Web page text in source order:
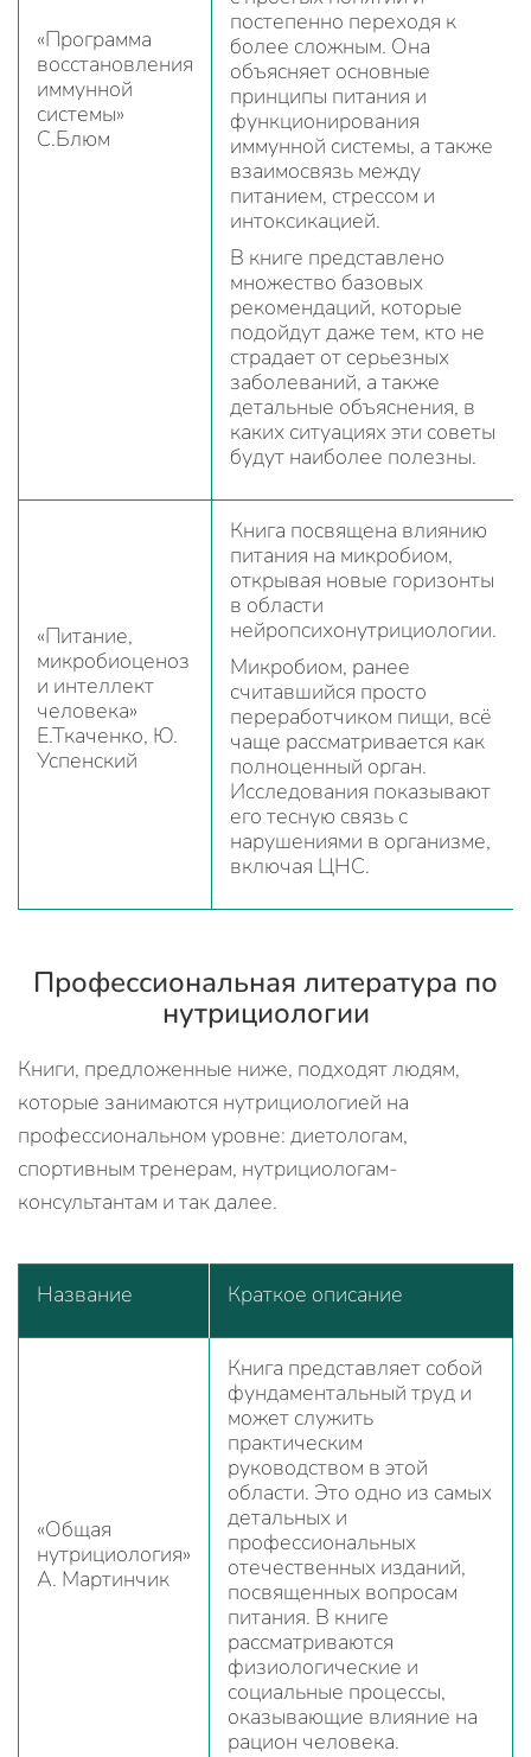
«Программа
восстановления
иммунной
системы»
С.Блюм
постепенно переходя к
более сложным. Она
объясняет основные
принципы питания и
функционирования
иммунной системы, а также
взаимосвязь между
питанием, стрессом и
интоксикацией.
В книге представлено
множество базовых
рекомендаций, которые
подойдут даже тем, кто не
страдает от серьезных
заболеваний, а также
детальные объяснения, в
каких ситуациях эти советы
будут наиболее полезны.
«Питание,
микробиоценоз
и интеллект
человека»
Е.Ткаченко, Ю.
Успенский
Книга посвящена влиянию
питания на микробиом,
открывая новые горизонты
в области
нейропсихонутрициологии.
Микробиом, ранее
считавшийся просто
переработчиком пищи, всё
чаще рассматривается как
полноценный орган.
Исследования показывают
его тесную связь с
нарушениями в организме,
включая ЦНС.
Профессиональная литература по
нутрициологии
Книги, предложенные ниже, подходят людям,
которые занимаются нутрициологией на
профессиональном уровне: диетологам,
спортивным тренерам, нутрициологам-
консультантам и так далее.
Название Краткое описание
«Общая
нутрициология»
А. Мартинчик
Книга представляет собой
фундаментальный труд и
может служить
практическим
руководством в этой
области. Это одно из самых
детальных и
профессиональных
отечественных изданий,
посвященных вопросам
питания. В книге
рассматриваются
физиологические и
социальные процессы,
оказывающие влияние на
рацион человека.